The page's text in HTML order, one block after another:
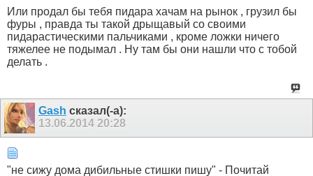
Или продал бы тебя пидара хачам на рынок , грузил бы
фуры , правда ты такой дрыщавый со своими
пидарастическими пальчиками , кроме ложки ничего
тяжелее не подымал . Ну там бы они нашли что с тобой
делать .
Gash сказал(-а):
13.06.2014 20:28
"не сижу дома дибильные стишки пишу" - Почитай